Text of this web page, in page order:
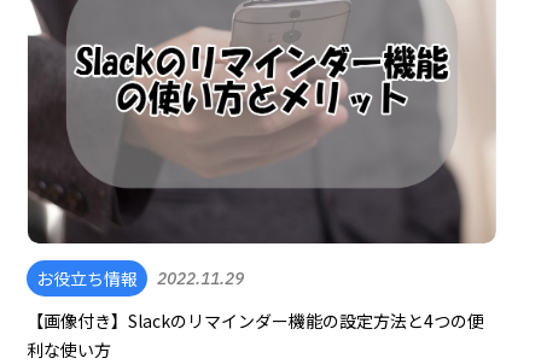
お役立ち情報 2022.11.29
【画像付き】Slackのリマインダー機能の設定方法と4つの便
利な使い方